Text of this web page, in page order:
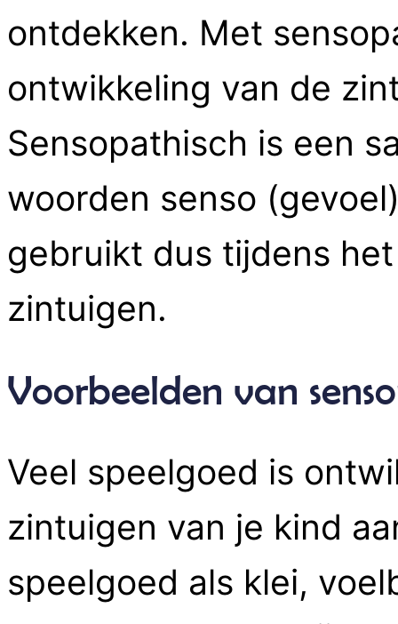
ontdekken. Met
ontwikkeling van de
Sensopathisch is een
woorden senso
gebruikt dus tijdens
zintuigen.
Voorbeelden van
Veel speelgoed is
zintuigen van je kind
speelgoed als klei,